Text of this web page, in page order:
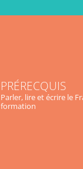
PRÉRECQUIS
Parler, lire et écrire le
formation